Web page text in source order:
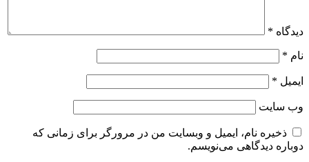
دیدگاه *
نام *
ایمیل *
وب‌ سایت
ذخیره نام، ایمیل و وبسایت من در مرورگر برای زمانی که
دوباره دیدگاهی می‌نویسم.